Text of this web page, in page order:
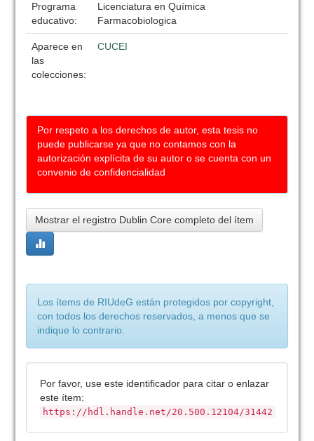
Programa
educativo:
Licenciatura en Química
Farmacobiologica
Aparece en
las
colecciones:
CUCEI
Por respeto a los derechos de autor, esta tesis no
puede publicarse ya que no contamos con la
autorización explícita de su autor o se cuenta con un
convenio de confidencialidad
Mostrar el registro Dublin Core completo del ítem
Los ítems de RIUdeG están protegidos por copyright,
con todos los derechos reservados, a menos que se
indique lo contrario.
Por favor, use este identificador para citar o enlazar
este ítem:
https://hdl.handle.net/20.500.12104/31442